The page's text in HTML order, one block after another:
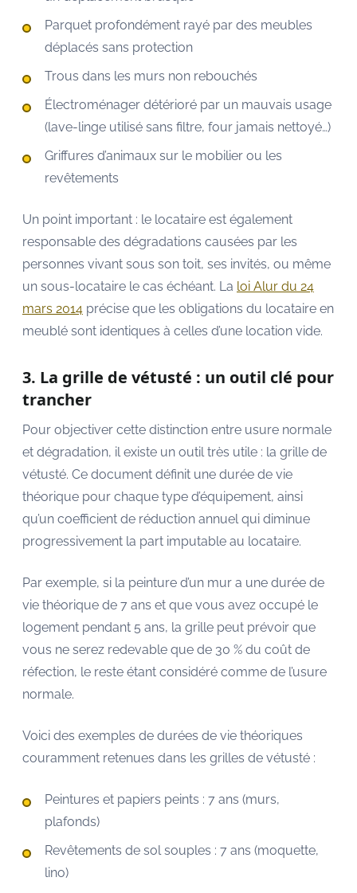
Parquet profondément rayé par des meubles
déplacés sans protection
Trous dans les murs non rebouchés
Électroménager détérioré par un mauvais usage
(lave-linge utilisé sans filtre, four jamais nettoyé…)
Griffures d’animaux sur le mobilier ou les
revêtements
Un point important : le locataire est également
responsable des dégradations causées par les
personnes vivant sous son toit, ses invités, ou même
un sous-locataire le cas échéant. La loi Alur du 24
mars 2014 précise que les obligations du locataire en
meublé sont identiques à celles d’une location vide.
3. La grille de vétusté : un outil clé pour
trancher
Pour objectiver cette distinction entre usure normale
et dégradation, il existe un outil très utile : la grille de
vétusté. Ce document définit une durée de vie
théorique pour chaque type d’équipement, ainsi
qu’un coefficient de réduction annuel qui diminue
progressivement la part imputable au locataire.
Par exemple, si la peinture d’un mur a une durée de
vie théorique de 7 ans et que vous avez occupé le
logement pendant 5 ans, la grille peut prévoir que
vous ne serez redevable que de 30 % du coût de
réfection, le reste étant considéré comme de l’usure
normale.
Voici des exemples de durées de vie théoriques
couramment retenues dans les grilles de vétusté :
Peintures et papiers peints : 7 ans (murs,
plafonds)
Revêtements de sol souples : 7 ans (moquette,
lino)